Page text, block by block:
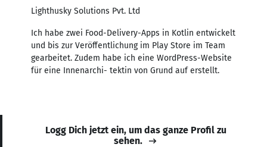
Lighthusky Solutions Pvt. Ltd
Ich habe zwei Food-Delivery-Apps in Kotlin entwickelt
und bis zur Veröffentlichung im Play Store im Team
gearbeitet. Zudem habe ich eine WordPress-Website
für eine Innenarchi- tektin von Grund auf erstellt.
Logg Dich jetzt ein, um das ganze Profil zu
sehen.